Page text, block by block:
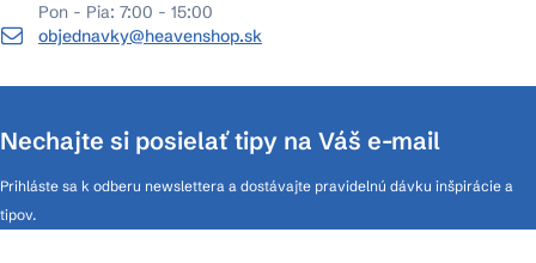
Pon - Pia: 7:00 - 15:00
objednavky@heavenshop.sk
Nechajte si posielať tipy na Váš e-mail
Prihláste sa k odberu newslettera a dostávajte pravidelnú dávku inšpirácie a
tipov.